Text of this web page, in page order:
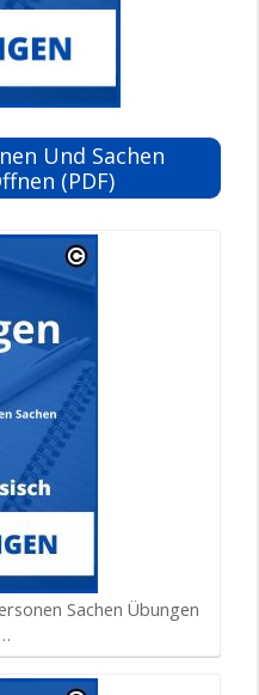
Und Sachen
(PDF)
Sachen Übungen